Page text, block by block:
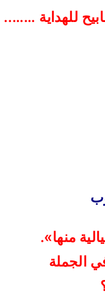
للهداية ……..
منها».
الجملة